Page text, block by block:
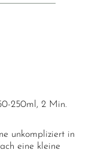
250ml, 2 Min.
unkompliziert in
eine kleine